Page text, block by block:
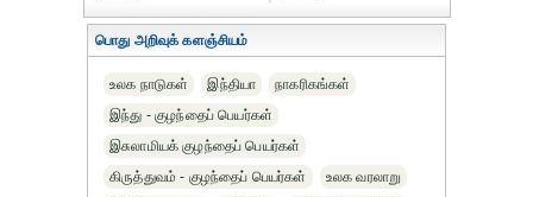
பொது அறிவுக் களஞ்சியம்
உலக நாடுகள் இந்தியா
நாகரிகங்கள்
இந்து - குழந்தைப் பெயர்கள்
இசுலாமியக் குழந்தைப் பெயர்கள்
கிருத்துவம் - குழந்தைப் பெயர்கள்
உலக வரலாறு